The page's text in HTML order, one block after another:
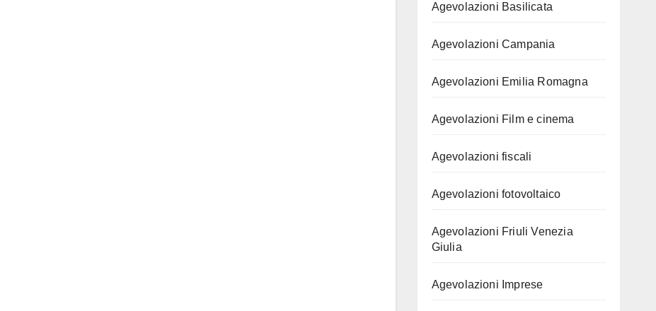
Agevolazioni Basilicata
Agevolazioni Campania
Agevolazioni Emilia Romagna
Agevolazioni Film e cinema
Agevolazioni fiscali
Agevolazioni fotovoltaico
Agevolazioni Friuli Venezia
Giulia
Agevolazioni Imprese